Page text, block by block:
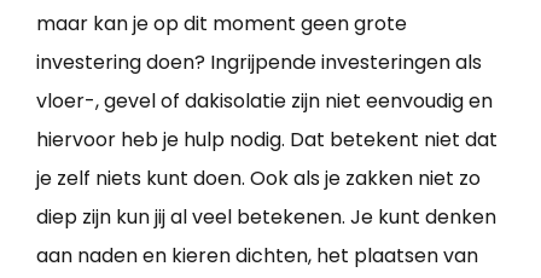
maar kan je op dit moment geen grote
investering doen? Ingrijpende investeringen als
vloer-, gevel of dakisolatie zijn niet eenvoudig en
hiervoor heb je hulp nodig. Dat betekent niet dat
je zelf niets kunt doen. Ook als je zakken niet zo
diep zijn kun jij al veel betekenen. Je kunt denken
aan naden en kieren dichten, het plaatsen van